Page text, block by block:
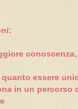
essere
in un percorso